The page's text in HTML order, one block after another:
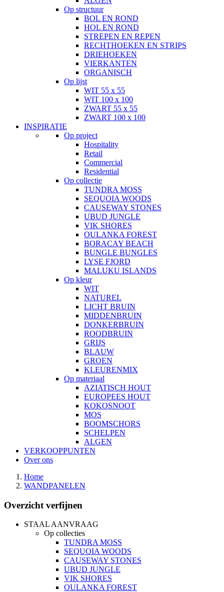
Op structuur
BOL EN ROND
HOL EN ROND
STREPEN EN REPEN
RECHTHOEKEN EN STRIPS
DRIEHOEKEN
VIERKANTEN
ORGANISCH
Op lijst
WIT 55 x 55
WIT 100 x 100
ZWART 55 x 55
ZWART 100 x 100
INSPIRATIE
Op project
Hospitality
Retail
Commercial
Residential
Op collectie
TUNDRA MOSS
SEQUOIA WOODS
CAUSEWAY STONES
UBUD JUNGLE
VIK SHORES
OULANKA FOREST
BORACAY BEACH
BUNGLE BUNGLES
LYSE FJORD
MALUKU ISLANDS
Op kleur
WIT
NATUREL
LICHT BRUIN
MIDDENBRUIN
DONKERBRUIN
ROODBRUIN
GRIJS
BLAUW
GROEN
KLEURENMIX
Op materiaal
AZIATISCH HOUT
EUROPEES HOUT
KOKOSNOOT
MOS
BOOMSCHORS
SCHELPEN
ALGEN
VERKOOPPUNTEN
Over ons
Home
WANDPANELEN
Overzicht verfijnen
STAAL AANVRAAG
Op collecties
TUNDRA MOSS
SEQUOIA WOODS
CAUSEWAY STONES
UBUD JUNGLE
VIK SHORES
OULANKA FOREST